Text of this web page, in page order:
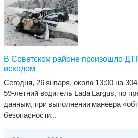
​В Советском районе произошло
исходом
Сегодня, 26 января, около 13:00 на
59-летний водитель Lada Largus, по
данным, при выполнении манёвра
безопасности...